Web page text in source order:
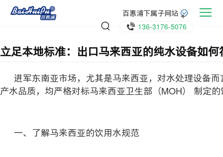
百惠浦下属子网站
136-3176-5076
立足本地标准：出口马来西亚的纯水设备如
进军东南亚市场，尤其是马来西亚，对水处理设备
产水品质，均严格对标马来西亚卫生部（MOH） 制定
一、了解马来西亚的饮用水规范